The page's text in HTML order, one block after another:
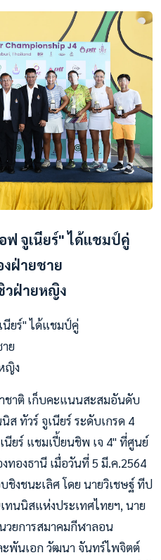
ฟ จูเนียร์" ได้แชมป์คู่
ฝ่ายชาย
ฝ่ายหญิง
ยร์" ได้แชมป์คู่
ย
ญิง
ชาติ เก็บคะแนนสะสมอันดับ
ส ทัวร์ จูเนียร์ ระดับเกรด 4
นียร์ แชมเปี้ยนชิพ เจ 4" ที่ศูนย์
องธานี เมื่อวันที่ 5 มี.ค.2564
ชิงชนะเลิศ โดย นายวิเชษฐ์ ทีป
นนิสแห่งประเทศไทยฯ, นาย
วยการสมาคมกีฬาลอน
พันเอก วัฒนา จันทร์ไพจิตต์